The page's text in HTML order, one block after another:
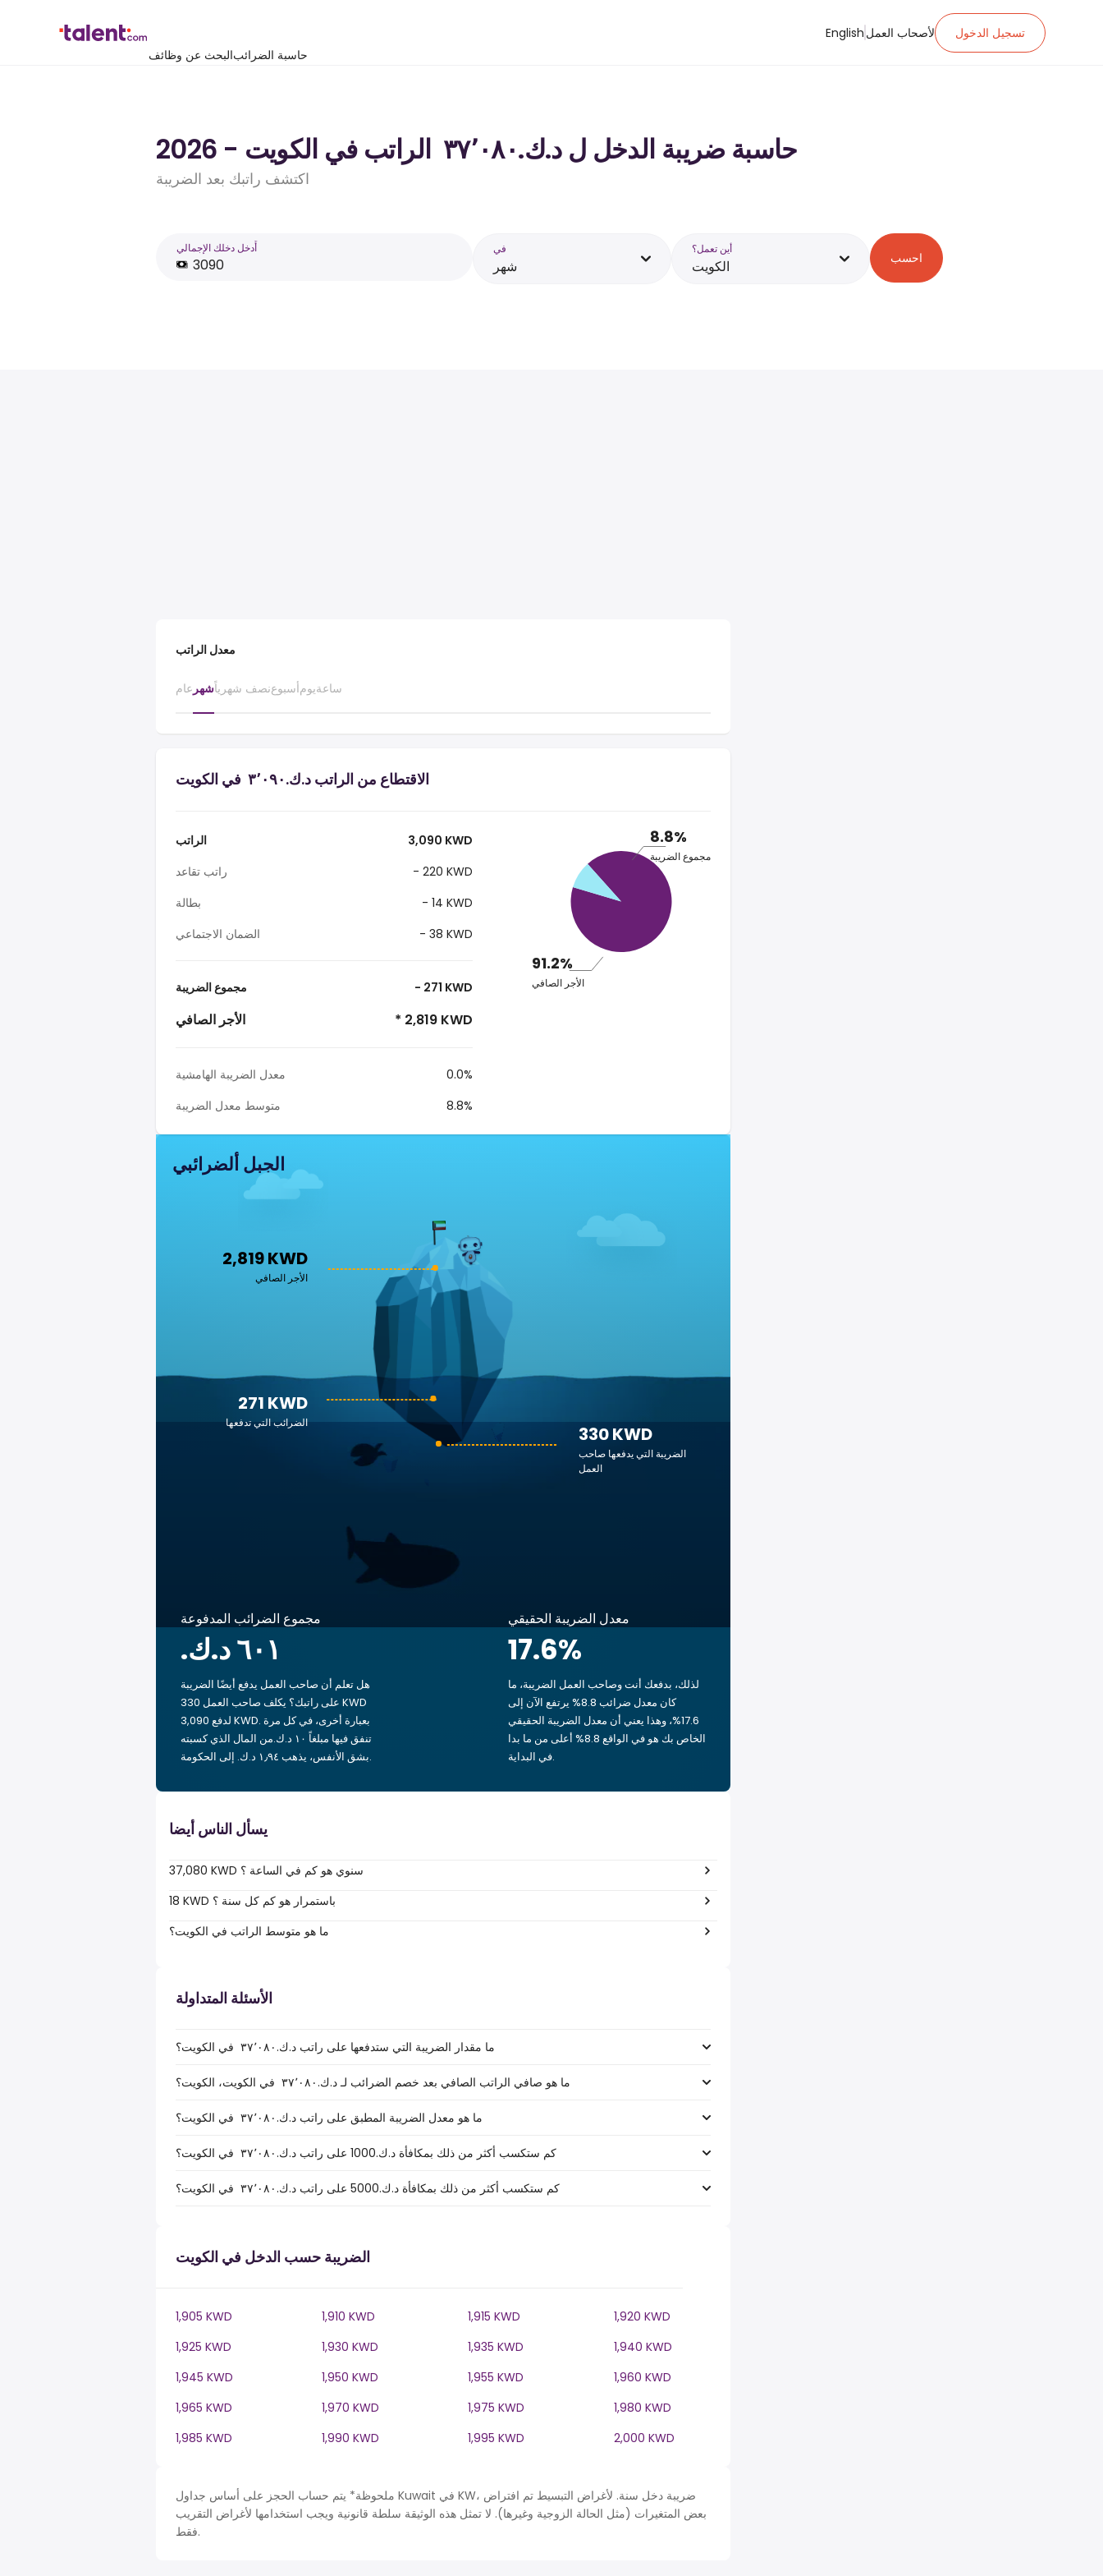
البحث عن وظائفحاسبة الضرائب
English لأصحاب العمل تسجيل الدخول
حاسبة ضريبة الدخل ل د.ك.‏٣٧٬٠٨٠ ‏ الراتب في الكويت - 2026
اكتشف راتبك بعد الضريبة
أَدخل دخلك الإجمالي في
شهر
أين تعمل؟
الكويت احسب
معدل الراتب
عام شهرنصف شهرياًأسبوعيومساعة
الاقتطاع من الراتب د.ك.‏٣٬٠٩٠ ‏ في الكويت
الراتب
3,090 KWD
راتب تقاعد
- 220 KWD
بطالة
- 14 KWD
الضمان الاجتماعي
- 38 KWD
مجموع الضريبة - 271 KWD
الأجر الصافي * 2,819 KWD
معدل الضريبة الهامشية
0.0%
متوسط معدل الضريبة
8.8%
8.8%
مجموع الضريبة
91.2%
الأجر الصافي
الجبل ألضرائبي
2,819 KWD
الأجر الصافي
330 KWD
الضريبة التي يدفعها صاحب
العمل
271 KWD
الضرائب التي تدفعها
مجموع الضرائب المدفوعة
هل تعلم أن صاحب العمل يدفع أيضًا الضريبة
على راتبك؟ يكلف صاحب العمل 330 KWD
لدفع 3,090 KWD. بعبارة أخرى، في كل مرة
تنفق فيها مبلغاً ‏١٠ د.ك.‏من المال الذي كسبته
بشق الأنفس، يذهب ‏١٫٩٤ د.ك.‏ إلى الحكومة.
معدل الضريبة الحقيقي
17.6%
لذلك، بدفعك أنت وصاحب العمل الضريبة، ما
كان معدل ضرائب 8.8% يرتفع الآن إلى
17.6%، وهذا يعني أن معدل الضريبة الحقيقي
الخاص بك هو في الواقع 8.8% أعلى من ما بدا
في البداية.
يسأل الناس أيضا
37,080 KWD سنوي هو كم في الساعة ؟
18 KWD باستمرار هو كم كل سنة ؟
ما هو متوسط الراتب في الكويت؟
الأسئلة المتداولة
ما مقدار الضريبة التي ستدفعها على راتب د.ك.‏٣٧٬٠٨٠ ‏ في الكويت؟
ما هو صافي الراتب الصافي بعد خصم الضرائب لـ د.ك.‏٣٧٬٠٨٠ ‏ في الكويت، الكويت؟
ما هو معدل الضريبة المطبق على راتب د.ك.‏٣٧٬٠٨٠ ‏ في الكويت؟
كم ستكسب أكثر من ذلك بمكافأة د.ك.1000 على راتب د.ك.‏٣٧٬٠٨٠ ‏ في الكويت؟
كم ستكسب أكثر من ذلك بمكافأة د.ك.5000 على راتب د.ك.‏٣٧٬٠٨٠ ‏ في الكويت؟
الضريبة حسب الدخل في الكويت
1,905 KWD 1,910 KWD 1,915 KWD
1,920 KWD
1,925 KWD
1,930 KWD 1,935 KWD
1,940 KWD
1,945 KWD
1,950 KWD 1,955 KWD
1,960 KWD
1,965 KWD
1,970 KWD 1,975 KWD
1,980 KWD
1,985 KWD
1,990 KWD 1,995 KWD 2,000 KWD
ملحوظة* يتم حساب الحجز على أساس جداول Kuwait في KW، ضريبة دخل سنة. لأغراض التبسيط تم افتراض
بعض المتغيرات (مثل الحالة الزوجية وغيرها). لا تمثل هذه الوثيقة سلطة قانونية ويجب استخدامها لأغراض التقريب
فقط.